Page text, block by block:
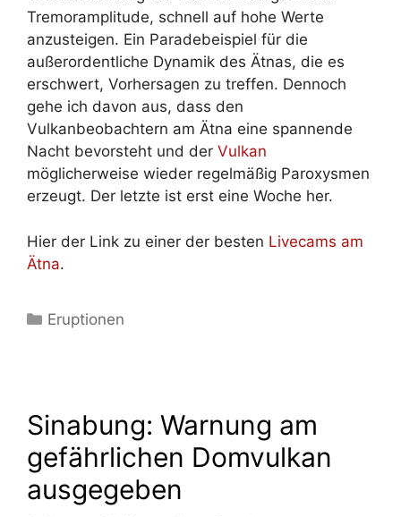
Tremoramplitude, schnell auf hohe Werte
anzusteigen. Ein Paradebeispiel für die
außerordentliche Dynamik des Ätnas, die es
erschwert, Vorhersagen zu treffen. Dennoch
gehe ich davon aus, dass den
Vulkanbeobachtern am Ätna eine spannende
Nacht bevorsteht und der Vulkan
möglicherweise wieder regelmäßig Paroxysmen
erzeugt. Der letzte ist erst eine Woche her.
Hier der Link zu einer der besten Livecams am
Ätna.
Kategorien
Eruptionen
Sinabung: Warnung am
gefährlichen Domvulkan
ausgegeben